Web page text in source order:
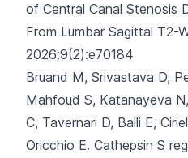
of Central Canal Stenosis
From Lumbar Sagittal T2-
2026;9(2):e70184
Bruand M, Srivastava D,
Mahfoud S, Katanayeva N,
C, Tavernari D, Balli E,
Oricchio E. Cathepsin S